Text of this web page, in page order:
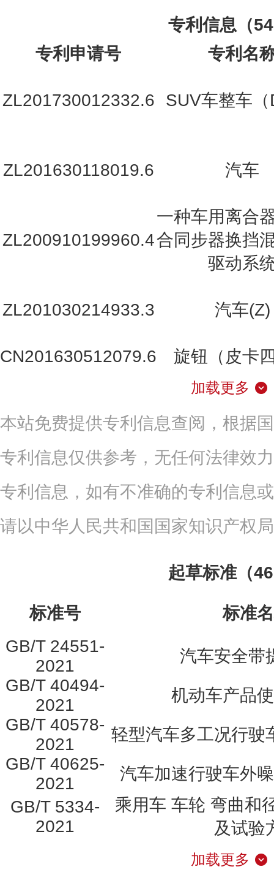
专利信息（
专利申请号
专利名
ZL201730012332.6 SUV车整车
ZL201630118019.6 汽车
ZL200910199960.4
一种车用离合
合同步器换挡
驱动系
ZL201030214933.3 汽车(Z)
CN201630512079.6 旋钮（皮卡
加载更多
本站免费提供专利信息查阅，根据
专利信息仅供参考，无任何法律效
专利信息，如有不准确的专利信息
请以中华人民共和国国家知识产权
起草标准（
标准号
标准
GB/T 24551-
2021
汽车安全带
GB/T 40494-
2021
机动车产品
GB/T 40578-
2021
轻型汽车多工况行驶
GB/T 40625-
2021
汽车加速行驶车外
GB/T 5334-
2021
乘用车 车轮 弯曲和
及试验
加载更多